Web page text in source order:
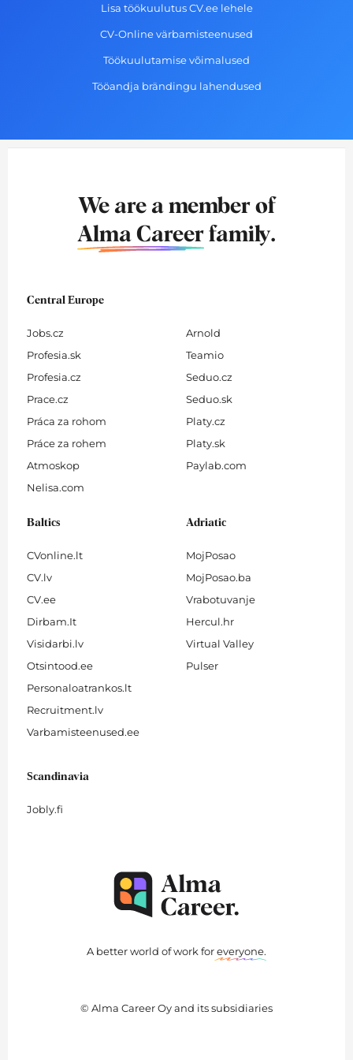
Lisa töökuulutus CV.ee lehele
CV-Online värbamisteenused
Töökuulutamise võimalused
Tööandja brändingu lahendused
We are a member of
Alma Career family.
Central Europe
Jobs.cz
Profesia.sk
Profesia.cz
Prace.cz
Práca za rohom
Práce za rohem
Atmoskop
Nelisa.com
Arnold
Teamio
Seduo.cz
Seduo.sk
Platy.cz
Platy.sk
Paylab.com
Baltics
CVonline.lt
CV.lv
CV.ee
Dirbam.It
Visidarbi.lv
Otsintood.ee
Personaloatrankos.lt
Recruitment.lv
Varbamisteenused.ee
Adriatic
MojPosao
MojPosao.ba
Vrabotuvanje
Hercul.hr
Virtual Valley
Pulser
Scandinavia
Jobly.fi
A better world of work foreveryone.
© Alma Career Oy and its subsidiaries